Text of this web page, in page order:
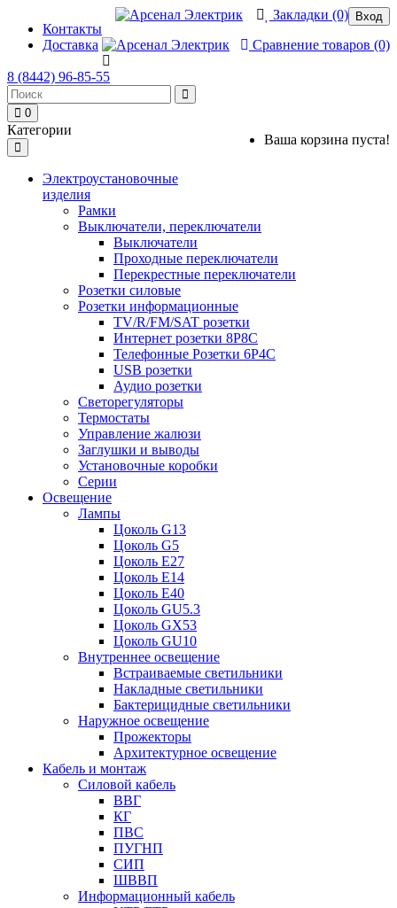
Контакты
Доставка
Вход
Закладки (0)
Сравнение товаров (0)
8 (8442) 96-85-55
0
Ваша корзина пуста!
Категории
Электроустановочные
изделия
Рамки
Выключатели, переключатели
Выключатели
Проходные переключатели
Перекрестные переключатели
Розетки силовые
Розетки информационные
TV/R/FM/SAT розетки
Интернет розетки 8P8C
Телефонные Розетки 6P4C
USB розетки
Аудио розетки
Светорегуляторы
Термостаты
Управление жалюзи
Заглушки и выводы
Установочные коробки
Серии
Освещение
Лампы
Цоколь G13
Цоколь G5
Цоколь E27
Цоколь E14
Цоколь E40
Цоколь GU5.3
Цоколь GX53
Цоколь GU10
Внутреннее освещение
Встраиваемые светильники
Накладные светильники
Бактерицидные светильники
Наружное освещение
Прожекторы
Архитектурное освещение
Кабель и монтаж
Силовой кабель
ВВГ
КГ
ПВС
ПУГНП
СИП
ШВВП
Информационный кабель